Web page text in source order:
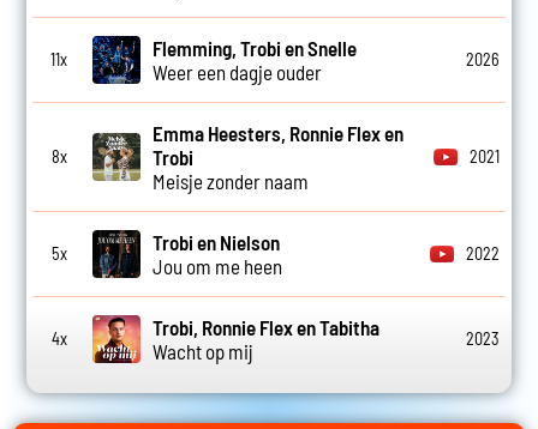
11x
Flemming, Trobi en Snelle
Weer een dagje ouder
2026
8x
Emma Heesters, Ronnie Flex en
Trobi
Meisje zonder naam
2021
5x
Trobi en Nielson
Jou om me heen
2022
4x
Trobi, Ronnie Flex en Tabitha
Wacht op mij
2023